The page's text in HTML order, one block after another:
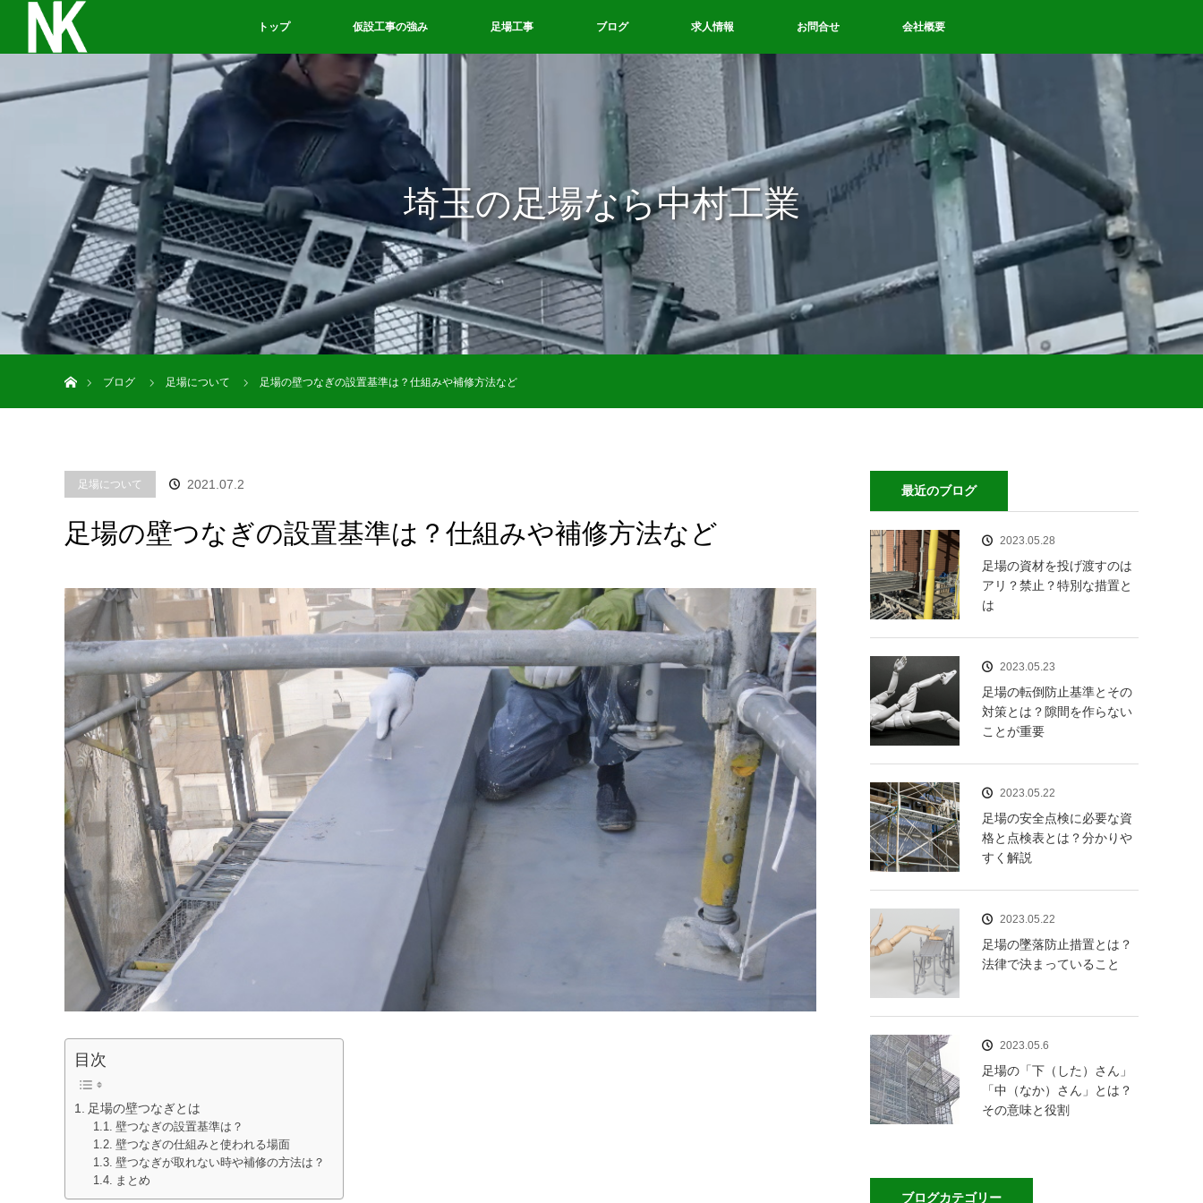
トップ 仮設工事の強み 足場工事 ブログ 求人情報 お問合せ 会社概要
埼玉の足場なら中村工業
ブログ
足場について 足場の壁つなぎの設置基準は？仕組みや補修方法など
足場について 2021.07.2
足場の壁つなぎの設置基準は？仕組みや補修方法など
目次
足場の壁つなぎとは
壁つなぎの設置基準は？
壁つなぎの仕組みと使われる場面
壁つなぎが取れない時や補修の方法は？
まとめ
最近のブログ
2023.05.28
足場の資材を投げ渡すのは
アリ？禁止？特別な措置と
は
2023.05.23
足場の転倒防止基準とその
対策とは？隙間を作らない
ことが重要
2023.05.22
足場の安全点検に必要な資
格と点検表とは？分かりや
すく解説
2023.05.22
足場の墜落防止措置とは？
法律で決まっていること
2023.05.6
足場の「下（した）さん」
「中（なか）さん」とは？
その意味と役割
ブログカテゴリー